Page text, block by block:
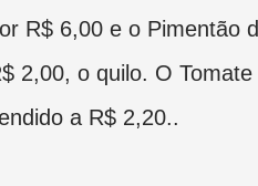
R$ 6,00 e o Pimentão
2,00, o quilo. O
a R$ 2,20..